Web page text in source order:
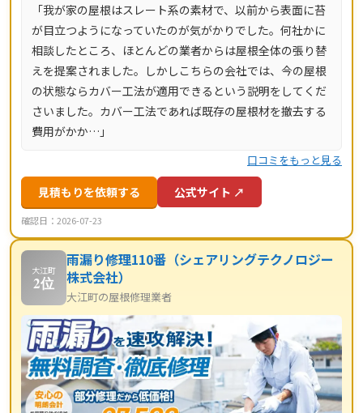
「我が家の屋根はスレート系の素材で、以前から表面に苔
が目立つようになっていたのが気がかりでした。何社かに
相談したところ、ほとんどの業者からは屋根全体の張り替
えを提案されました。しかしこちらの会社では、今の屋根
の状態ならカバー工法が適用できるという説明をしてくだ
さいました。カバー工法であれば既存の屋根材を撤去する
費用がかか…」
口コミをもっと見る
見積もりを依頼する 公式サイト ↗
確認日：2026-07-23
大江町
2位
雨漏り修理110番（シェアリングテクノロジー
株式会社）
大江町の屋根修理業者